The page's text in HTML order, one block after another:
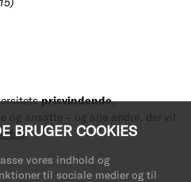
BRUGER COOKIES
vores indhold og
til sociale medier og til
prisvindende,
og ansatte – og alle andre, der vil
her.